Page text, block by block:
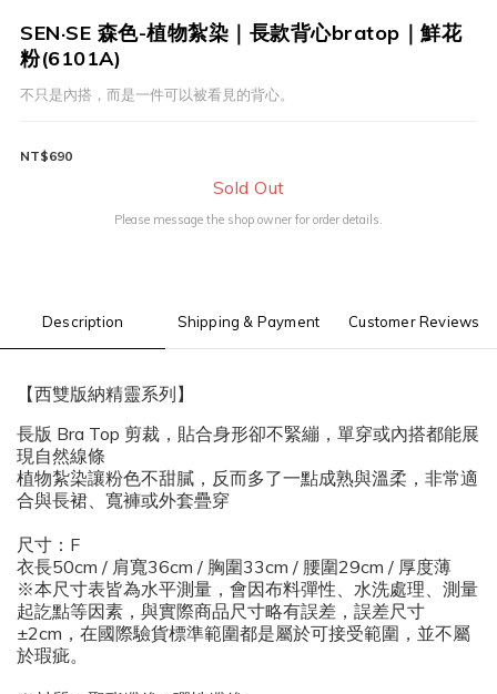
SEN·SE 森色-植物紮染｜長款背心bratop｜鮮花
粉(6101A)
不只是內搭，而是一件可以被看見的背心。
NT$690
Sold Out
Please message the shop owner for order details.
Description Shipping & Payment Customer Reviews
【西雙版納精靈系列】
長版 Bra Top 剪裁，貼合身形卻不緊繃，單穿或內搭都能展
現自然線條
植物紮染讓粉色不甜膩，反而多了一點成熟與溫柔，非常適
合與長裙、寬褲或外套疊穿
尺寸：F
衣長50cm / 肩寬36cm / 胸圍33cm / 腰圍29cm / 厚度薄
※本尺寸表皆為水平測量，會因布料彈性、水洗處理、測量
起訖點等因素，與實際商品尺寸略有誤差，誤差尺寸
±2cm，在國際驗貨標準範圍都是屬於可接受範圍，並不屬
於瑕疵。